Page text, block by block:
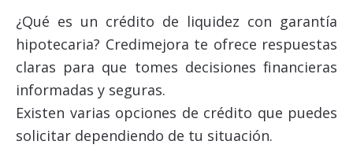
¿Qué es un crédito de liquidez con garantía
hipotecaria? Credimejora te ofrece respuestas
claras para que tomes decisiones financieras
informadas y seguras.
Existen varias opciones de crédito que puedes
solicitar dependiendo de tu situación.